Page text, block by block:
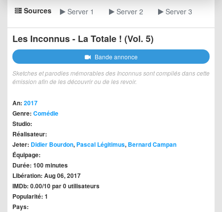
Sources Server 1 Server 2 Server 3
Les Inconnus - La Totale ! (Vol. 5)
Bande annonce
Sketches et parodies mémorables des Inconnus sont compilés dans cette
émission afin de les découvrir ou de les revoir.
An: 2017
Genre: Comédie
Studio:
Réalisateur:
Jeter: Didier Bourdon, Pascal Légitimus, Bernard Campan
Équipage:
Durée: 100 minutes
Libération: Aug 06, 2017
IMDb: 0.00/10 par 0 utilisateurs
Popularité: 1
Pays: